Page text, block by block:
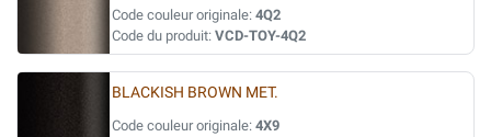
Code couleur originale: 4Q2
Code du produit: VCD-TOY-4Q2
BLACKISH BROWN MET.
Code couleur originale: 4X9